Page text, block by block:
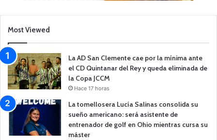
Most Viewed
La AD San Clemente cae por la mínima ante
el CD Quintanar del Rey y queda eliminada de
la Copa JCCM
Hace 17 horas
La tomellosera Lucía Salinas consolida su
sueño americano: será asistente de
entrenador de golf en Ohio mientras cursa su
máster